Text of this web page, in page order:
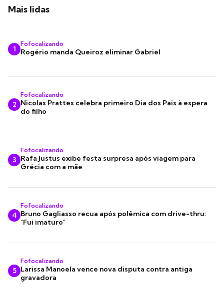
Mais lidas
1
Fofocalizando
Rogério manda Queiroz eliminar Gabriel
2
Fofocalizando
Nicolas Prattes celebra primeiro Dia dos Pais à espera
do filho
3
Fofocalizando
Rafa Justus exibe festa surpresa após viagem para
Grécia com a mãe
4
Fofocalizando
Bruno Gagliasso recua após polêmica com drive-thru:
"Fui imaturo"
5
Fofocalizando
Larissa Manoela vence nova disputa contra antiga
gravadora